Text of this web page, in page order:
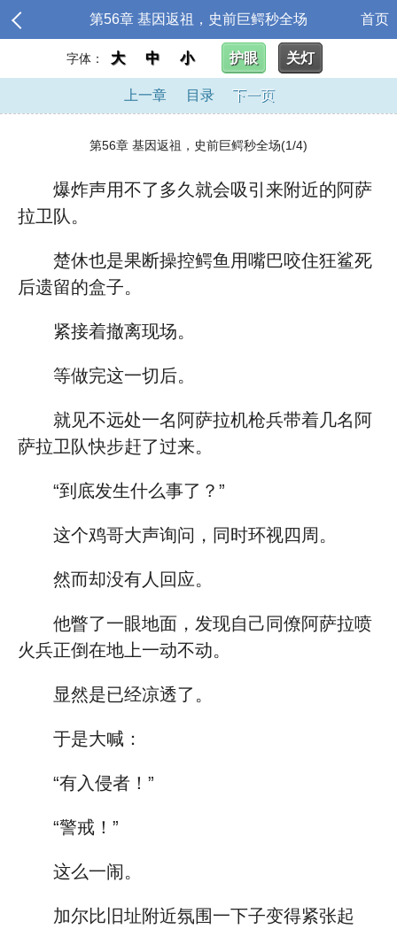
第56章 基因返祖，史前巨鳄秒全场 首页
字体： 大 中 小 护眼 关灯
上一章 目录 下一页
第56章 基因返祖，史前巨鳄秒全场(1/4)
爆炸声用不了多久就会吸引来附近的阿萨
拉卫队。
楚休也是果断操控鳄鱼用嘴巴咬住狂鲨死
后遗留的盒子。
紧接着撤离现场。
等做完这一切后。
就见不远处一名阿萨拉机枪兵带着几名阿
萨拉卫队快步赶了过来。
“到底发生什么事了？”
这个鸡哥大声询问，同时环视四周。
然而却没有人回应。
他瞥了一眼地面，发现自己同僚阿萨拉喷
火兵正倒在地上一动不动。
显然是已经凉透了。
于是大喊：
“有入侵者！”
“警戒！”
这么一闹。
加尔比旧址附近氛围一下子变得紧张起